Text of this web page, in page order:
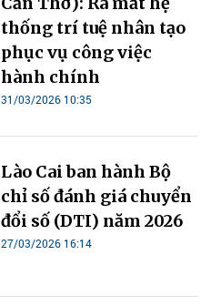
thống trí tuệ nhân tạo
phục vụ công việc
hành chính
31/03/2026 10:35
Lào Cai ban hành Bộ
chỉ số đánh giá chuyển
đổi số (DTI) năm 2026
27/03/2026 16:14